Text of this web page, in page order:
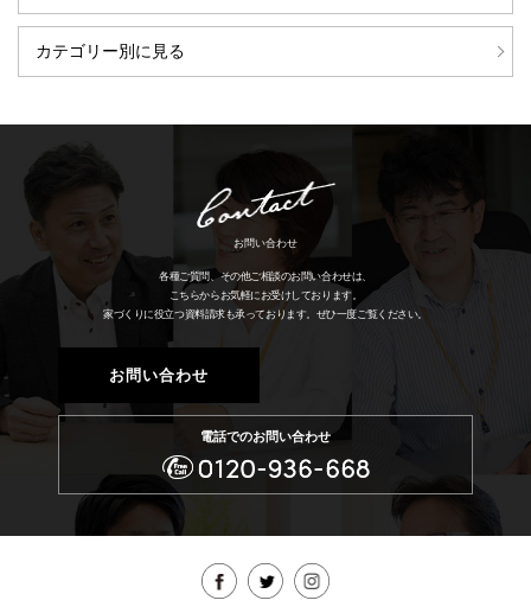
カテゴリー別に見る
お問い合わせ
各種ご質問、その他ご相談のお問い合わせは、
こちらからお気軽にお受けしております。
家づくりに役立つ資料請求も承っております。 ぜひ一度ご覧ください。
お問い合わせ
電話でのお問い合わせ